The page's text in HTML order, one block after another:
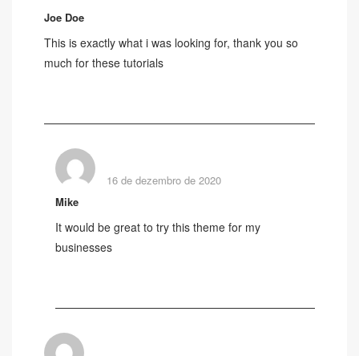
Joe Doe
This is exactly what i was looking for, thank you so
much for these tutorials
Mike
16 de dezembro de 2020
It would be great to try this theme for my
businesses